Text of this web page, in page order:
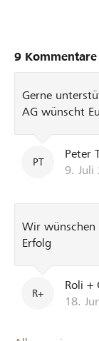
bestens im Griff haben. Vielen Dank
Realisierung
noch wenige
9 Kommentare
Gerne
AG wünscht
PT
Peter
9. Juli
Wir wünschen
Erfolg
R+
Roli +
18.